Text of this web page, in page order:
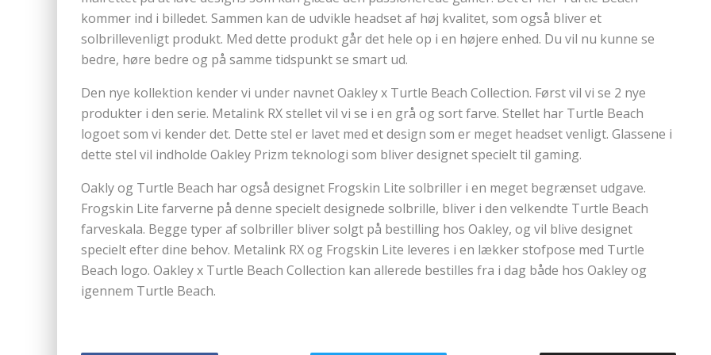
kommer ind i billedet. Sammen kan de udvikle headset af høj kvalitet, som også bliver et
solbrillevenligt produkt. Med dette produkt går det hele op i en højere enhed. Du vil nu kunne se
bedre, høre bedre og på samme tidspunkt se smart ud.
Den nye kollektion kender vi under navnet Oakley x Turtle Beach Collection. Først vil vi se 2 nye
produkter i den serie. Metalink RX stellet vil vi se i en grå og sort farve. Stellet har Turtle Beach
logoet som vi kender det. Dette stel er lavet med et design som er meget headset venligt. Glassene i
dette stel vil indholde Oakley Prizm teknologi som bliver designet specielt til gaming.
Oakly og Turtle Beach har også designet Frogskin Lite solbriller i en meget begrænset udgave.
Frogskin Lite farverne på denne specielt designede solbrille, bliver i den velkendte Turtle Beach
farveskala. Begge typer af solbriller bliver solgt på bestilling hos Oakley, og vil blive designet
specielt efter dine behov. Metalink RX og Frogskin Lite leveres i en lækker stofpose med Turtle
Beach logo. Oakley x Turtle Beach Collection kan allerede bestilles fra i dag både hos Oakley og
igennem Turtle Beach.